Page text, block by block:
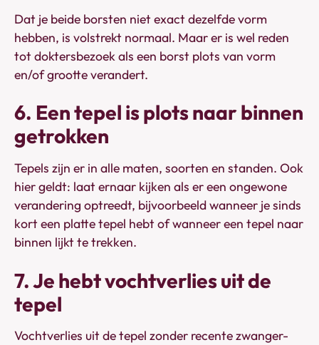
Dat je beide borsten niet exact dezelfde vorm
hebben, is volstrekt normaal. Maar er is wel reden
tot doktersbezoek als een borst plots van vorm
en/of grootte verandert.
6. Een tepel is plots naar binnen
getrokken
Tepels zijn er in alle maten, soorten en standen. Ook
hier geldt: laat ernaar kijken als er een ongewone
verandering optreedt, bijvoorbeeld wanneer je sinds
kort een platte tepel hebt of wanneer een tepel naar
binnen lijkt te trekken.
7. Je hebt vochtverlies uit de
tepel
Vochtverlies uit de tepel zonder recente zwanger-